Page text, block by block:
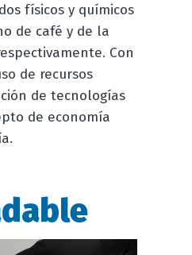
físicos y químicos
de café y de la
Con
de recursos
de tecnologías
de economía